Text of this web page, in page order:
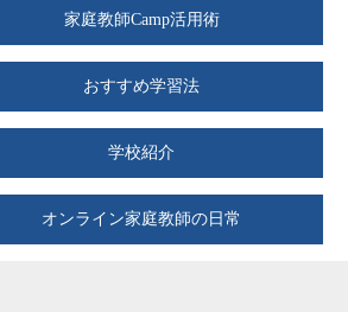
家庭教師Camp活用術
おすすめ学習法
学校紹介
オンライン家庭教師の日常